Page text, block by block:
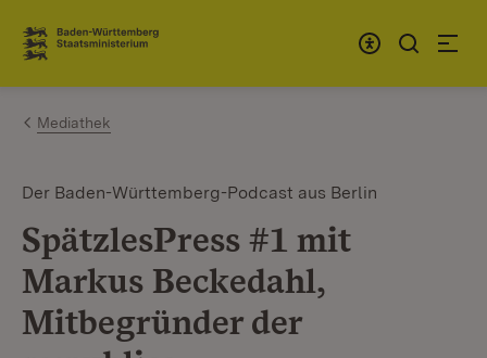
Zum Inhalt springen
Link zur Startseite
Mediathek
Der Baden-Württemberg-Podcast aus Berlin
SpätzlesPress #1 mit
Markus Beckedahl,
Mitbegründer der